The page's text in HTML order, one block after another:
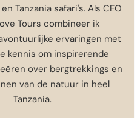
Tanzania safari's. Als CEO
Tours combineer ik
ervaringen met
kennis om inspirerende
over bergtrekkings en
van de natuur in heel
Tanzania.